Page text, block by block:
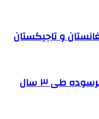
و تاجیکستان